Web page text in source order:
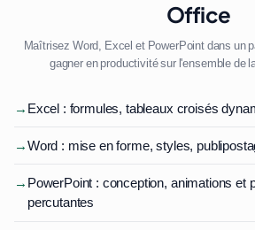
Office
Maîtrisez Word, Excel et PowerPoint dans un
gagner en productivité sur l'ensemble de
→ Excel : formules, tableaux croisés
→Word : mise en forme, styles,
→ PowerPoint : conception, animations et
percutantes